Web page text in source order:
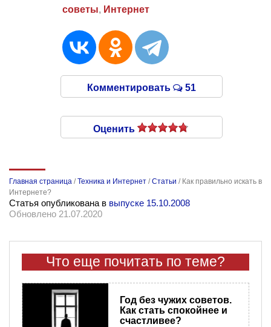
советы, Интернет
Комментировать 51
Оценить
Главная страница /Техника и Интернет /Статьи / Как правильно искать в
Интернете?
Статья опубликована в выпуске 15.10.2008
Обновлено 21.07.2020
Что еще почитать по теме?
Год без чужих советов.
Как стать спокойнее и
счастливее?